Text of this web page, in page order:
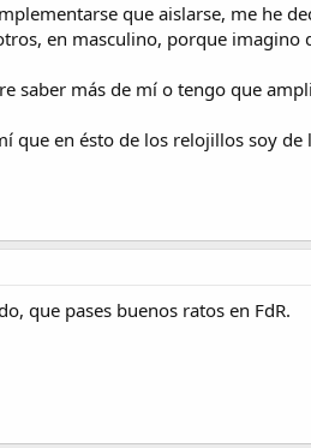
que aislarse, me he
en masculino, porque imagino
saber más de mí o tengo que
que en ésto de los relojillos soy de
que pases buenos ratos en FdR.